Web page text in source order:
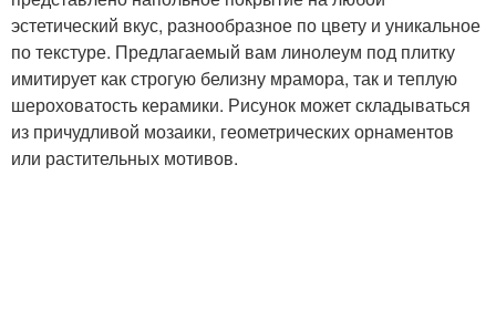
эстетический вкус, разнообразное по цвету и уникальное
по текстуре. Предлагаемый вам линолеум под плитку
имитирует как строгую белизну мрамора, так и теплую
шероховатость керамики. Рисунок может складываться
из причудливой мозаики, геометрических орнаментов
или растительных мотивов.